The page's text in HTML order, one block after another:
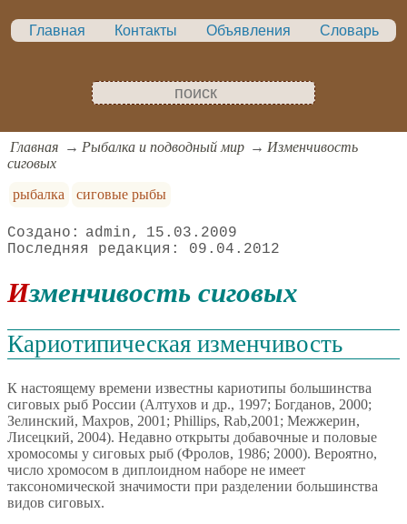
Главная Контакты Объявления Словарь
Главная Рыбалка и подводный мир
Изменчивость
сиговых
рыбалка
сиговые рыбы
admin
15.03.2009
09.04.2012
Изменчивость сиговых
Кариотипическая изменчивость
К настоящему времени известны кариотипы большинства
сиговых рыб России (Алтухов и др., 1997; Богданов, 2000;
Зелинский, Махров, 2001; Phillips, Rab,2001; Межжерин,
Лисецкий, 2004). Недавно открыты добавочные и половые
хромосомы у сиговых рыб (Фролов, 1986; 2000). Вероятно,
число хромосом в диплоидном наборе не имеет
таксономической значимости при разделении большинства
видов сиговых.